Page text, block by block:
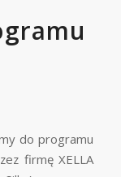
do programu
firmę XELLA